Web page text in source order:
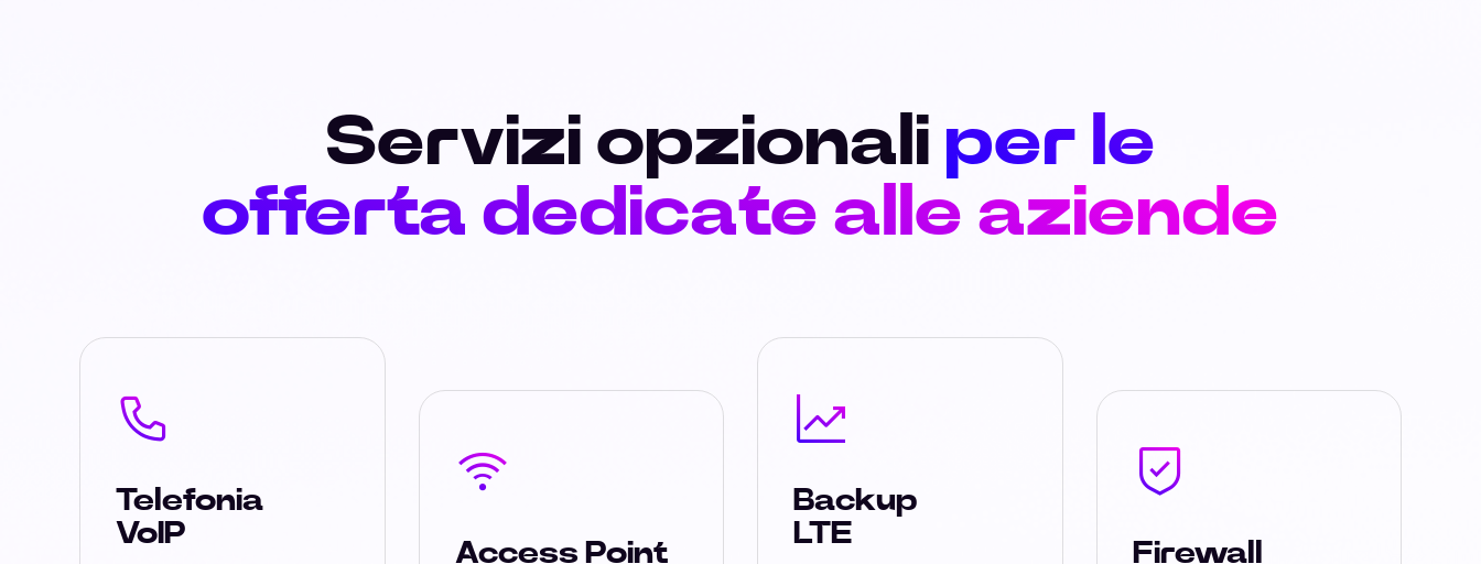
Servizi opzionali per le
offerta dedicate alle aziende
Telefonia
VoIP
Access Point
Backup
LTE
Firewall